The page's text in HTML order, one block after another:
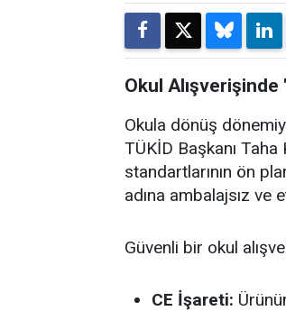
Okul Alışverişinde
Okula dönüş
TÜKİD Başkanı
standartlarının ön
adına ambalajsız ve
Güvenli bir okul
CE İşareti: